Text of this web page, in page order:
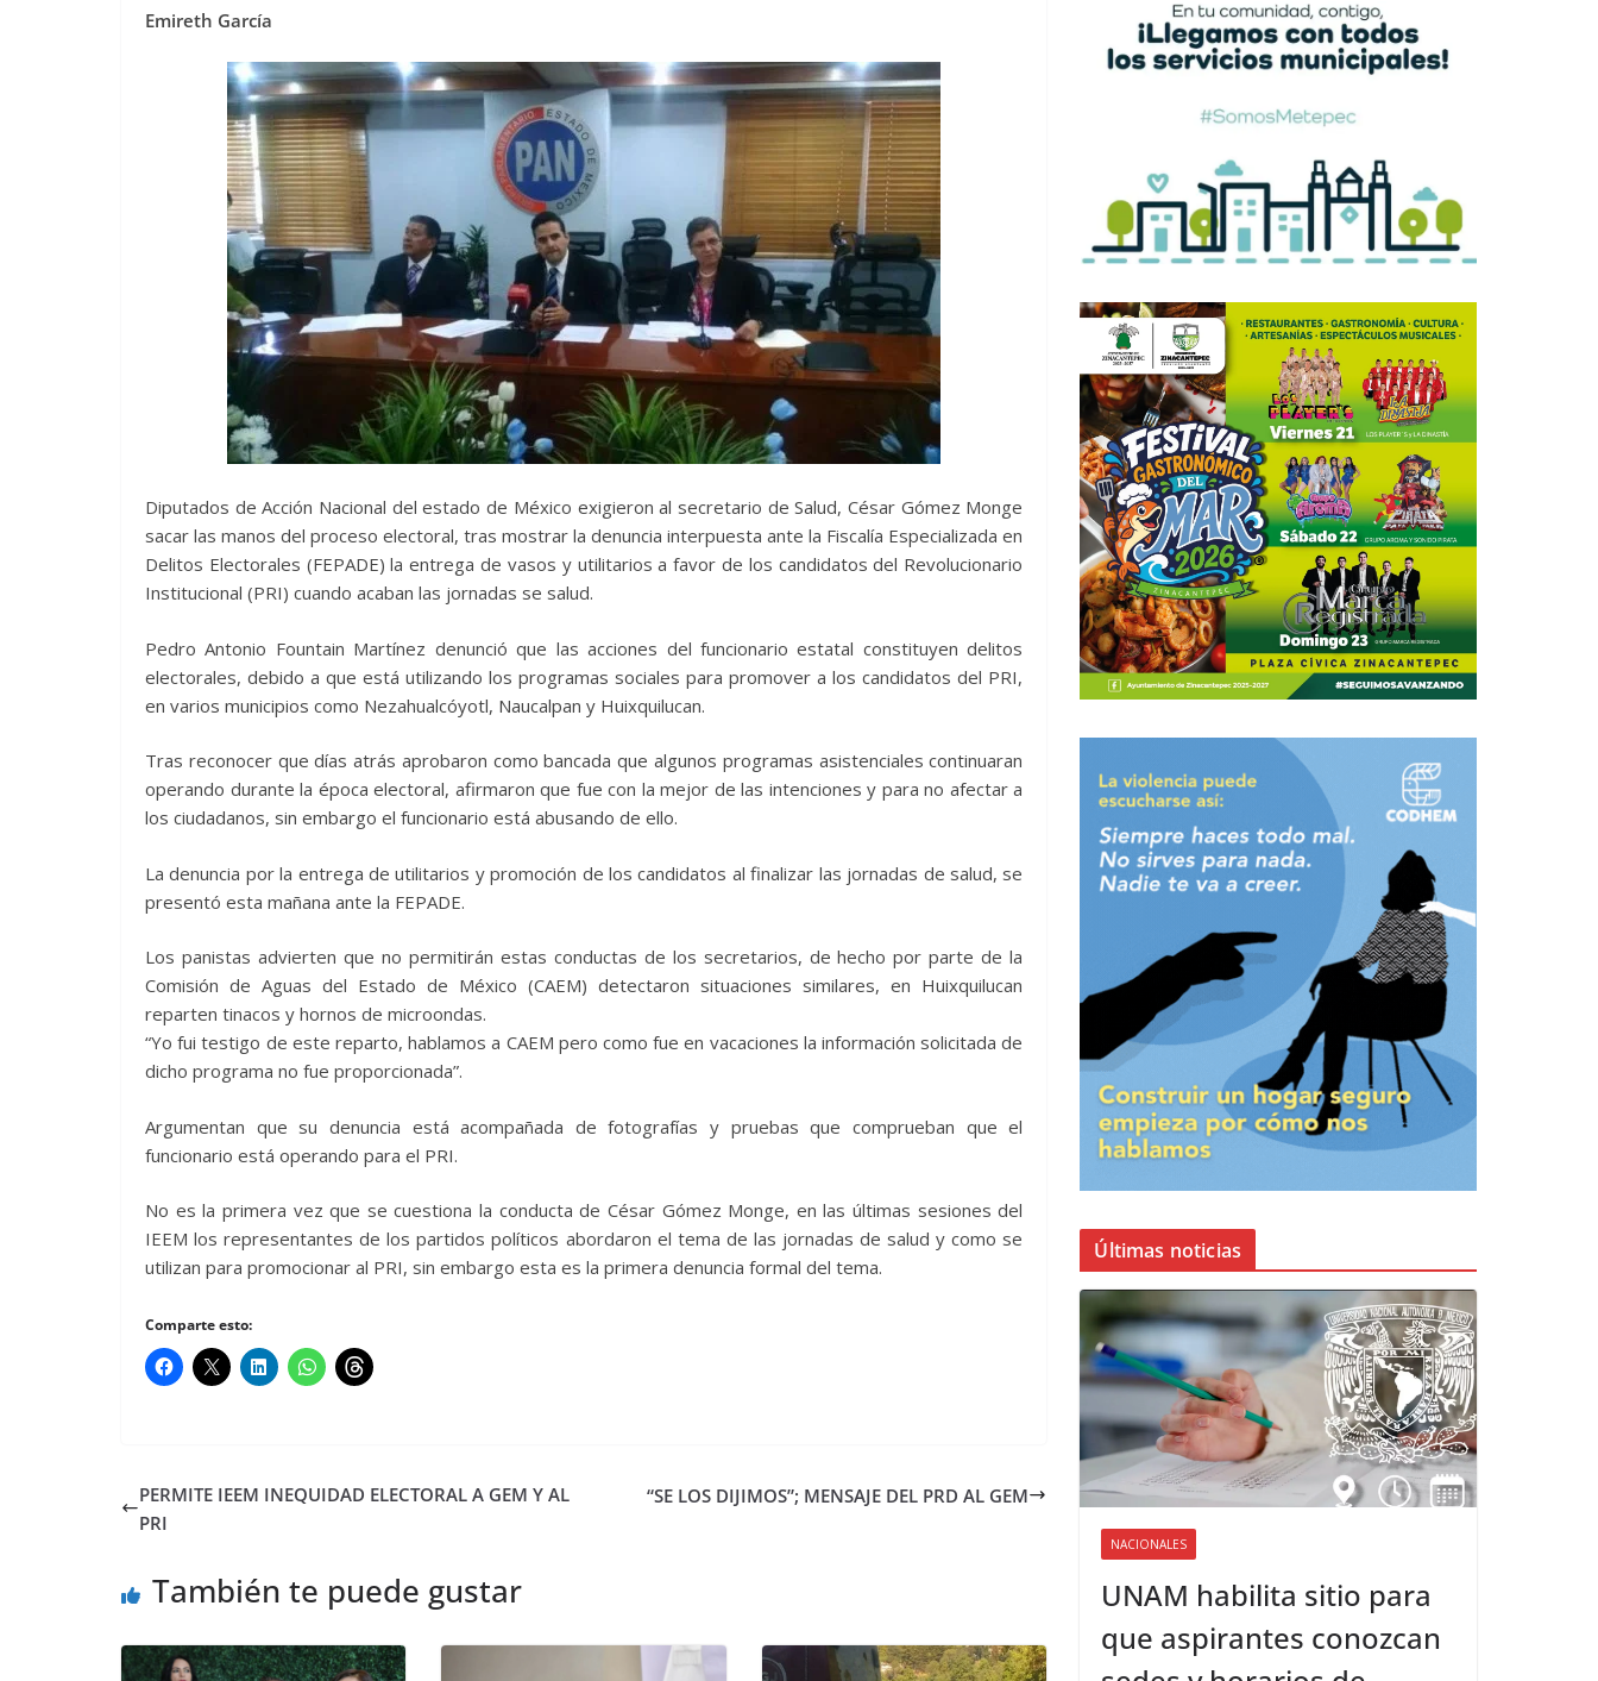
Emireth García
Diputados de Acción Nacional del estado de México exigieron al secretario de Salud, César Gómez Monge
sacar las manos del proceso electoral, tras mostrar la denuncia interpuesta ante la Fiscalía Especializada en
Delitos Electorales (FEPADE) la entrega de vasos y utilitarios a favor de los candidatos del Revolucionario
Institucional (PRI) cuando acaban las jornadas se salud.
Pedro Antonio Fountain Martínez denunció que las acciones del funcionario estatal constituyen delitos
electorales, debido a que está utilizando los programas sociales para promover a los candidatos del PRI,
en varios municipios como Nezahualcóyotl, Naucalpan y Huixquilucan.
Tras reconocer que días atrás aprobaron como bancada que algunos programas asistenciales continuaran
operando durante la época electoral, afirmaron que fue con la mejor de las intenciones y para no afectar a
los ciudadanos, sin embargo el funcionario está abusando de ello.
La denuncia por la entrega de utilitarios y promoción de los candidatos al finalizar las jornadas de salud, se
presentó esta mañana ante la FEPADE.
Los panistas advierten que no permitirán estas conductas de los secretarios, de hecho por parte de la
Comisión de Aguas del Estado de México (CAEM) detectaron situaciones similares, en Huixquilucan
reparten tinacos y hornos de microondas.
“Yo fui testigo de este reparto, hablamos a CAEM pero como fue en vacaciones la información solicitada de
dicho programa no fue proporcionada”.
Argumentan que su denuncia está acompañada de fotografías y pruebas que comprueban que el
funcionario está operando para el PRI.
No es la primera vez que se cuestiona la conducta de César Gómez Monge, en las últimas sesiones del
IEEM los representantes de los partidos políticos abordaron el tema de las jornadas de salud y como se
utilizan para promocionar al PRI, sin embargo esta es la primera denuncia formal del tema.
Comparte esto:
PERMITE IEEM INEQUIDAD ELECTORAL A GEM Y AL
PRI
“SE LOS DIJIMOS”; MENSAJE DEL PRD AL GEM
También te puede gustar
Últimas noticias
NACIONALES
UNAM habilita sitio para
que aspirantes conozcan